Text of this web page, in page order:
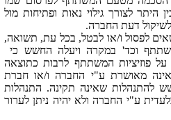
היתר לצורך גילוי נאות ופתיחות מול
דעת החברה.
לפסול ו/או לבטל, בכל עת, תשואה,
וכד' במקרה ויעלה החשש כי
על פוזיציות המשתתף לרבות כתוצאה
מאושרת ע"י החברה ו/או חברת
להתנהלות שאינה תקינה. התנהלות
ע"י החברה ולא יהיה ניתן לערור